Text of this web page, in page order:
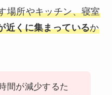
場所やキッチン、寝室
近くに集まっているか
間が減少するた